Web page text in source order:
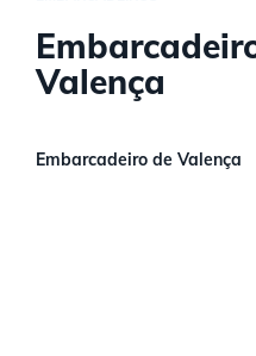
Valença
Embarcadeiro de Valença